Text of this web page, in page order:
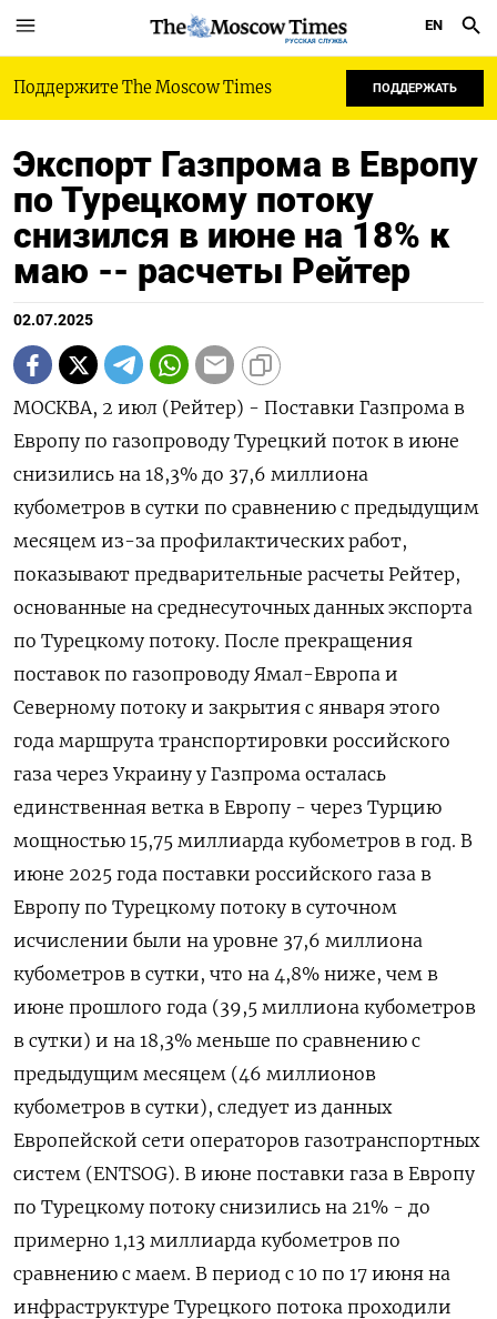
РУССКАЯ СЛУЖБА
EN
Поддержите The Moscow Times ПОДДЕРЖАТЬ
Экспорт Газпрома в Европу
по Турецкому потоку
снизился в июне на 18% к
маю -- расчеты Рейтер
02.07.2025
МОСКВА, 2 июл (Рейтер) - Поставки Газпрома в
Европу по газопроводу Турецкий поток в июне
снизились на 18,3% до 37,6 миллиона
кубометров в сутки по сравнению с предыдущим
месяцем из-за профилактических работ,
показывают предварительные расчеты Рейтер,
основанные на среднесуточных данных экспорта
по Турецкому потоку. После прекращения
поставок по газопроводу Ямал-Европа и
Северному потоку и закрытия с января этого
года маршрута транспортировки российского
газа через Украину у Газпрома осталась
единственная ветка в Европу - через Турцию
мощностью 15,75 миллиарда кубометров в год. В
июне 2025 года поставки российского газа в
Европу по Турецкому потоку в суточном
исчислении были на уровне 37,6 миллиона
кубометров в сутки, что на 4,8% ниже, чем в
июне прошлого года (39,5 миллиона кубометров
в сутки) и на 18,3% меньше по сравнению с
предыдущим месяцем (46 миллионов
кубометров в сутки), следует из данных
Европейской сети операторов газотранспортных
систем (ENTSOG). В июне поставки газа в Европу
по Турецкому потоку снизились на 21% - до
примерно 1,13 миллиарда кубометров по
сравнению с маем. В период с 10 по 17 июня на
инфраструктуре Турецкого потока проходили